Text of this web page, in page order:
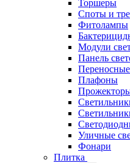
Торшеры
Споты и
Фитолампы
Модули
Панель
Плафоны
Уличные
Фонари
Плитка